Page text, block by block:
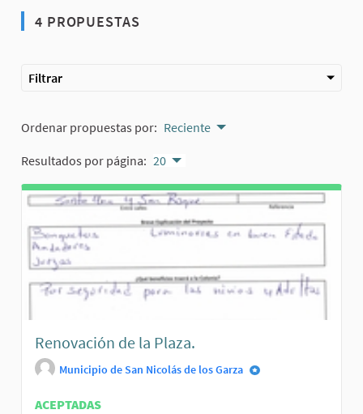
4 PROPUESTAS
Filtrar
Ordenar propuestas por: Reciente
Resultados por página: 20
Renovación de la Plaza.
Municipio de San Nicolás de los Garza
ACEPTADAS